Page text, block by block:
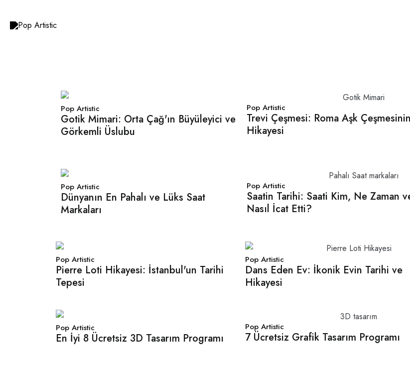
atla
Pop Artistic
Gotik Mimari: Orta Çağ'ın Büyüleyici ve
Görkemli Üslubu
Pop Artistic
Trevi Çeşmesi: Roma Aşk Çeşmesinin
Hikayesi
Pop Artistic
Dünyanın En Pahalı ve Lüks Saat
Markaları
Pop Artistic
Saatin Tarihi: Saati Kim, Ne Zaman
Nasıl İcat Etti?
Pop Artistic
Pierre Loti Hikayesi: İstanbul'un Tarihi
Tepesi
Pop Artistic
Dans Eden Ev: İkonik Evin Tarihi ve
Hikayesi
Pop Artistic
En İyi 8 Ücretsiz 3D Tasarım Programı
Pop Artistic
7 Ücretsiz Grafik Tasarım Programı